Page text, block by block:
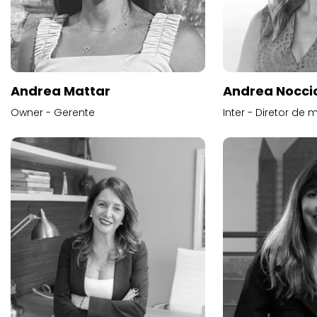
Andrea Mattar
Owner - Gerente
Andrea
Inter - Diretor de